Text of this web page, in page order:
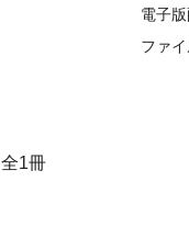
全1冊
電子
ファ